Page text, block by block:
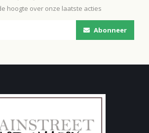
hoogte over onze laatste acties
Abonneer